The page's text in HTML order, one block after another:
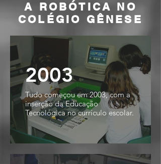
A ROBÓTICA NO
COLÉGIO GÊNESE
2003
Tudo começou em 2003, com a
inserção da Educação
Tecnológica no currículo escolar.